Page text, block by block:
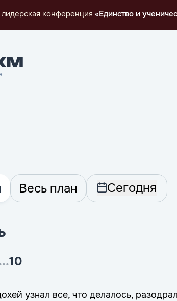
конференция «Единство и
Весь план Сегодня
10
узнал все, что делалось,